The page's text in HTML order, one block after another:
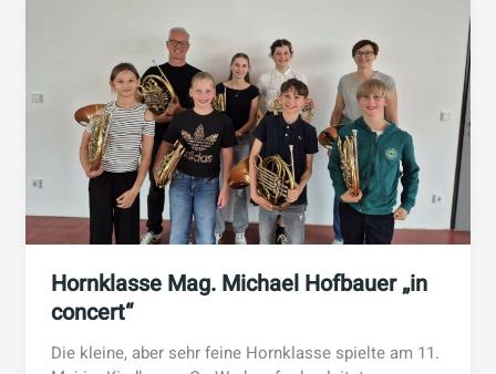
Hornklasse Mag. Michael Hofbauer „in
concert“
Die kleine, aber sehr feine Hornklasse spielte am 11.